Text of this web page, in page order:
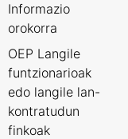
Informazio
orokorra
OEP Langile
funtzionarioak
edo langile lan-
kontratudun
finkoak